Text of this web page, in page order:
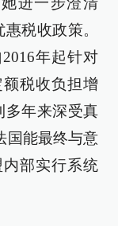
税收政策。
年起针对
税收负担增
多年来深受真
国能最终与意
部实行系统